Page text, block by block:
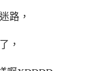
路，
，